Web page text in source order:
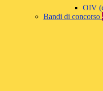
OIV
Bandi di concorso